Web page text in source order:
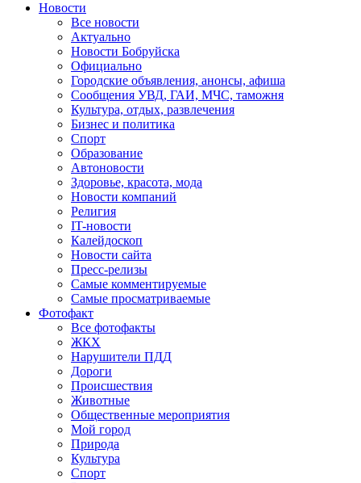
Новости
Все новости
Актуально
Новости Бобруйска
Официально
Городские объявления, анонсы, афиша
Сообщения УВД, ГАИ, МЧС, таможня
Культура, отдых, развлечения
Бизнес и политика
Спорт
Образование
Автоновости
Здоровье, красота, мода
Новости компаний
Религия
IT-новости
Калейдоскоп
Новости сайта
Пресс-релизы
Самые комментируемые
Самые просматриваемые
Фотофакт
Все фотофакты
ЖКХ
Нарушители ПДД
Дороги
Происшествия
Животные
Общественные мероприятия
Мой город
Природа
Культура
Спорт